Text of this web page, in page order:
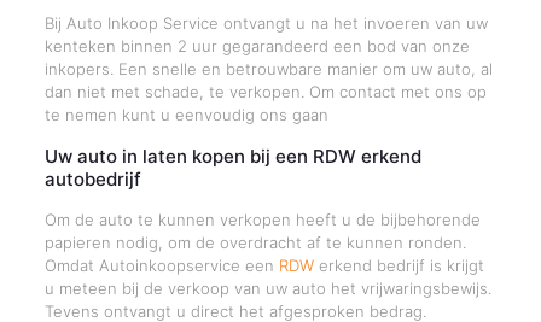
Bij Auto Inkoop Service ontvangt u na het invoeren van uw
kenteken binnen 2 uur gegarandeerd een bod van onze
inkopers. Een snelle en betrouwbare manier om uw auto, al
dan niet met schade, te verkopen. Om contact met ons op
te nemen kunt u eenvoudig ons gaan
Uw auto in laten kopen bij een RDW erkend
autobedrijf
Om de auto te kunnen verkopen heeft u de bijbehorende
papieren nodig, om de overdracht af te kunnen ronden.
Omdat Autoinkoopservice een RDWerkend bedrijf is krijgt
u meteen bij de verkoop van uw auto het vrijwaringsbewijs.
Tevens ontvangt u direct het afgesproken bedrag.